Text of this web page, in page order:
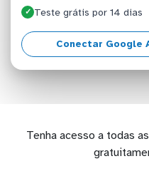
✓ Teste grátis por 14 dias
Conectar Google
Tenha acesso a todas